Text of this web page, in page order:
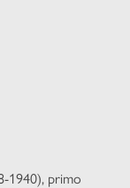
1940), primo